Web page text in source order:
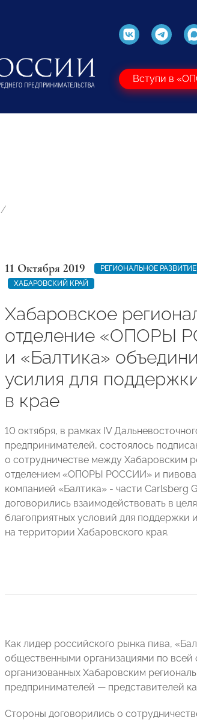
Вступи в
11 Октября 2019
РЕГИОНАЛЬНОЕ РАЗВИТИЕ
ХАБАРОВСКИЙ КРАЙ
Хабаровское
отделение «ОПОРЫ
и «Балтика»
усилия для
в крае
10 октября, в рамках IV
предпринимателей, состоялось
о сотрудничестве между Хабаровским
отделением «ОПОРЫ РОССИИ» и
компанией «Балтика» - части Carlsberg
договорились взаимодействовать в
благоприятных условий для поддержки
на территории Хабаровского края.
Как лидер российского рынка пива,
общественными организациями по всей
организованных Хабаровским
предпринимателей — представителей
Стороны договорились о